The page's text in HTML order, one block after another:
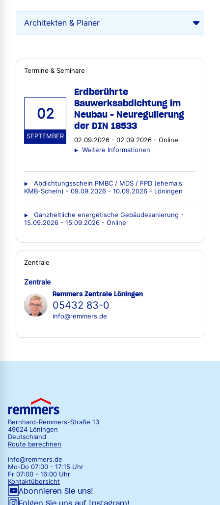
Termine & Seminare
02
SEPTEMBER
Erdberührte
Bauwerksabdichtung im
Neubau - Neuregulierung
der DIN 18533
02.09.2026 - 02.09.2026 - Online
Weitere Informationen
Abdichtungsschein PMBC / MDS / FPD (ehemals
KMB-Schein) - 09.09.2026 - 10.09.2026 - Löningen
Ganzheitliche energetische Gebäudesanierung -
15.09.2026 - 15.09.2026 - Online
Zentrale
Zentrale
Remmers Zentrale Löningen
05432 83-0
info@remmers.de
Bernhard-Remmers-Straße 13
49624 Löningen
Deutschland
Route berechnen
info@remmers.de
Mo-Do 07:00 - 17:15 Uhr
Fr 07:00 - 16:00 Uhr
Kontaktübersicht
Abonnieren Sie uns!